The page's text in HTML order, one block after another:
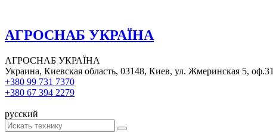
АГРОСНАБ УКРАЇНА
АГРОСНАБ УКРАЇНА
Украина, Киевская область, 03148, Киев, ул. Жмеринская 5, оф.31
+380 99 731 7370
+380 67 394 2279
русский